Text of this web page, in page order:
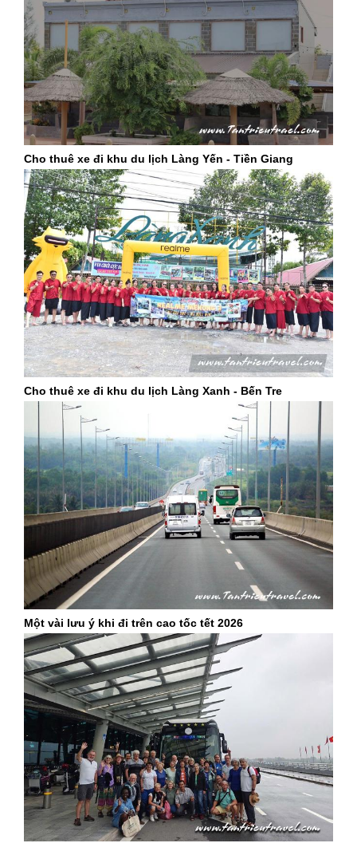
Cho thuê xe đi khu du lịch Làng Yến - Tiền Giang
Cho thuê xe đi khu du lịch Làng Xanh - Bến Tre
Một vài lưu ý khi đi trên cao tốc tết 2026